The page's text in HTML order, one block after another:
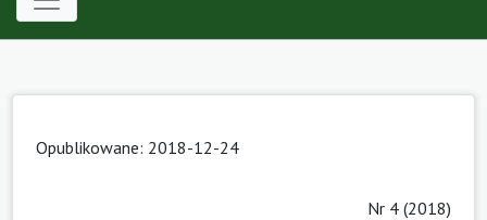
Opublikowane: 2018-12-24
Nr 4 (2018)